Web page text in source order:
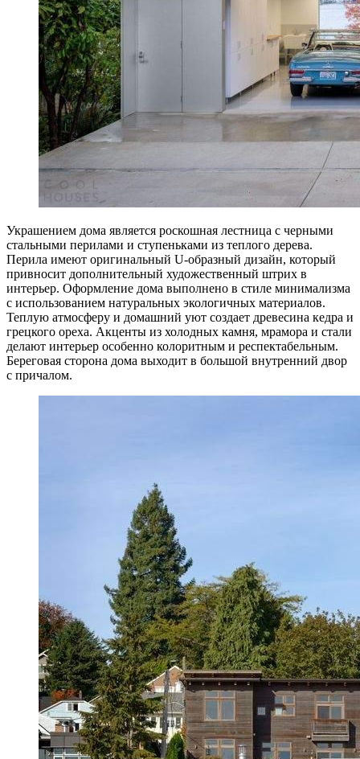
Украшением дома является роскошная лестница с черными
стальными перилами и ступеньками из теплого дерева.
Перила имеют оригинальный U-образный дизайн, который
привносит дополнительный художественный штрих в
интерьер. Оформление дома выполнено в стиле минимализма
с использованием натуральных экологичных материалов.
Теплую атмосферу и домашний уют создает древесина кедра и
грецкого ореха. Акценты из холодных камня, мрамора и стали
делают интерьер особенно колоритным и респектабельным.
Береговая сторона дома выходит в большой внутренний двор
с причалом.